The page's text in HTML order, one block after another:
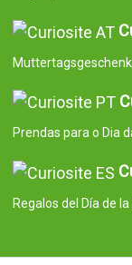
Prendas para o Dia
Regalos del Día de